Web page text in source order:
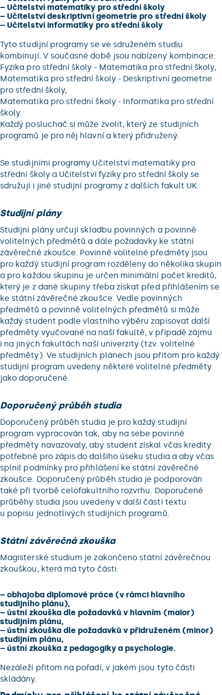
– Učitelství matematiky pro střední školy
– Učitelství deskriptivní geometrie pro střední školy
– Učitelství informatiky pro střední školy
Tyto studijní programy se ve sdruženém studiu
kombinují. V současné době jsou nabízeny kombinace:
Fyzika pro střední školy - Matematika pro střední školy,
Matematika pro střední školy - Deskriptivní geometrie
pro střední školy,
Matematika pro střední školy - Informatika pro střední
školy.
Každý posluchač si může zvolit, který ze studijních
programů je pro něj hlavní a který přidružený.
Se studijními programy Učitelství matematiky pro
střední školy a Učitelství fyziky pro střední školy se
sdružují i jiné studijní programy z dalších fakult UK.
Studijní plány
Studijní plány určují skladbu povinných a povinně
volitelných předmětů a dále požadavky ke státní
závěrečné zkoušce. Povinně volitelné předměty jsou
pro každý studijní program rozděleny do několika skupin
a pro každou skupinu je určen minimální počet kreditů,
který je z dané skupiny třeba získat před přihlášením se
ke státní závěrečné zkoušce. Vedle povinných
předmětů a povinně volitelných předmětů si může
každý student podle vlastního výběru zapisovat další
předměty vyučované na naší fakultě, v případě zájmu
i na jiných fakultách naší univerzity (tzv. volitelné
předměty). Ve studijních plánech jsou přitom pro každý
studijní program uvedeny některé volitelné předměty
jako doporučené.
Doporučený průběh studia
Doporučený průběh studia je pro každý studijní
program vypracován tak, aby na sebe povinné
předměty navazovaly, aby student získal včas kredity
potřebné pro zápis do dalšího úseku studia a aby včas
splnil podmínky pro přihlášení ke státní závěrečné
zkoušce. Doporučený průběh studia je podporován
také při tvorbě celofakultního rozvrhu. Doporučené
průběhy studia jsou uvedeny v další části textu
u popisu jednotlivých studijních programů.
Státní závěrečná zkouška
Magisterské studium je zakončeno státní závěrečnou
zkouškou, která má tyto části:
– obhajoba diplomové práce (v rámci hlavního
studijního plánu),
– ústní zkouška dle požadavků v hlavním (maior)
studijním plánu,
– ústní zkouška dle požadavků v přidruženém (minor)
studijním plánu,
– ústní zkouška z pedagogiky a psychologie.
Nezáleží přitom na pořadí, v jakém jsou tyto části
skládány.